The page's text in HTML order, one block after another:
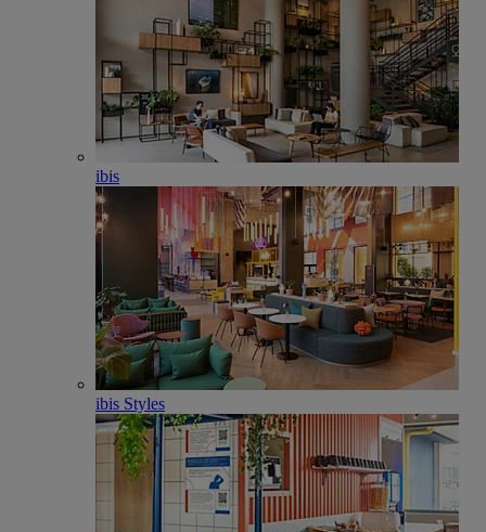
ibis
ibis Styles